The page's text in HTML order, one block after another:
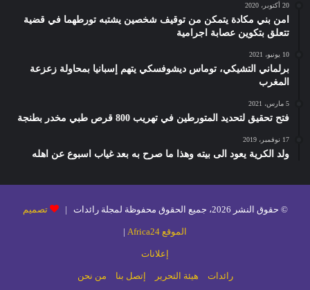
20 أكتوبر، 2020
امن بني مكادة يتمكن من توقيف شخصين يشتبه تورطهما في قضية
تتعلق بتكوين عصابة اجرامية
10 يونيو، 2021
برلماني التشيكي، توماس ديشوفسكي يتهم إسبانيا بمحاولة زعزعة
المغرب
5 مارس، 2021
فتح تحقيق لتحديد المتورطين في تهريب 800 قرص طبي مخدر بطنجة
17 نوفمبر، 2019
ولد الكرية يعود الى بيته وهذا ما صرح به بعد غياب اسبوع عن اهله
© حقوق النشر 2026، جميع الحقوق محفوظة لمجلة رائدات | تصميم
الموقع Africa24 |
إعلانات
رائدات هيئة التحرير إتصل بنا من نحن